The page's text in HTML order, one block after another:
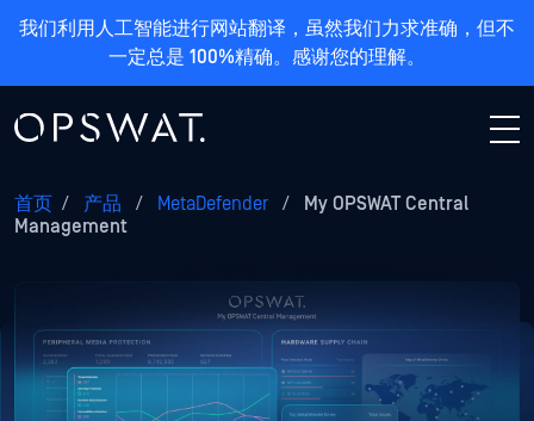
我们利用人工智能进行网站翻译，虽然我们力求准确，但不
一定总是 100%精确。感谢您的理解。
首页 / 产品 / MetaDefender /
My OPSWAT Central
Management